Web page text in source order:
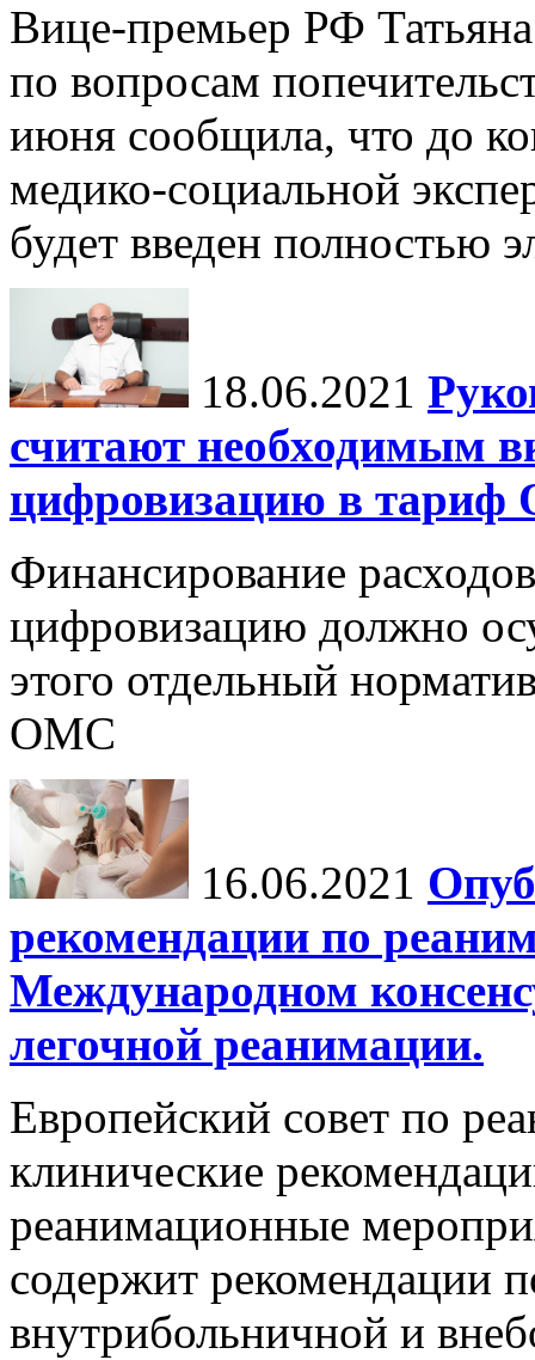
Вице-премьер РФ Татьяна
по вопросам
июня сообщила, что до
медико-социальной
будет введен полностью
18.06.2021
считают необходимым
цифровизацию в
Финансирование
цифровизацию должно
этого отдельный
ОМС
16.06.2021
рекомендации по
Международном
легочной реанимации.
Европейский совет по
клинические
реанимационные
содержит рекомендации
внутрибольничной и